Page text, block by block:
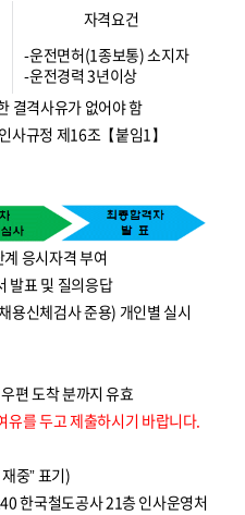
자격요건
-운전면허(1종보통) 소지자
-운전경력 3년이상
결격사유가 없어야 함
사규정 제16조【붙임1】
응시자격 부여
발표 및 질의응답
용신체검사 준용) 개인별 실시
우편 도착 분까지 유효
유를 두고 제출하시기 바랍니다.
중” 표기)
한국철도공사 21층 인사운영처